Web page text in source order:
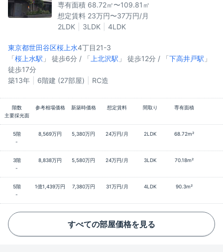
専有面積 68.72㎡〜109.81㎡
想定賃料 23万円〜37万円/月
2LDK
3LDK 4LDK
東京都世田谷区桜上水4丁目21-3
「桜上水駅 」 徒歩6分 / 「 上北沢駅 」 徒歩12分 / 「下高井戸駅 」
徒歩17分
築13年
6階建 (27部屋) RC造
階数 参考相場価格 新築時価格 想定賃料 間取り
専有面積
主要採光面
5階 8,569万円 5,380万円 24万円/月 2LDK
68.72m²
-
3階 8,838万円 5,580万円 24万円/月 3LDK
70.18m²
-
5階 1億1,439万円 7,380万円 31万円/月 4LDK
90.3m²
-
すべての部屋価格を見る